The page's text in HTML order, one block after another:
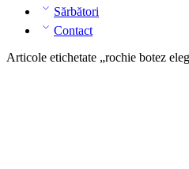
Sărbători
Contact
Articole etichetate „rochie botez